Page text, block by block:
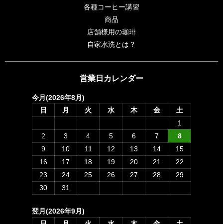
各種コーヒー講習
商品
店舗様用の珈琲
自家水洗とは？
営業日カレンダー
今月(2026年8月)
日
月 火 水 木 金
土
1
2
3 4 5 6 7
8
9
10 11 12 13 14
15
16
17 18 19 20 21
22
23
24 25 26 27 28
29
30
31
翌月(2026年9月)